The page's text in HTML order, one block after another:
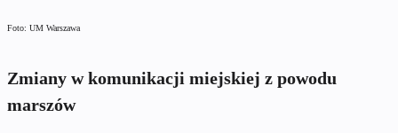
Foto: UM Warszawa
Zmiany w komunikacji miejskiej z powodu
marszów